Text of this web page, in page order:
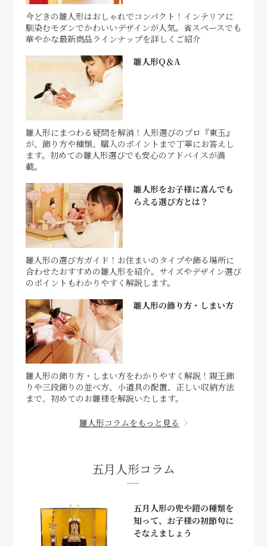
今どきの雛人形はおしゃれでコンパクト！インテリアに
馴染むモダンでかわいいデザインが人気。省スペースでも
華やかな最新商品ラインナップを詳しくご紹介
雛人形Q＆A
雛人形にまつわる疑問を解消！人形選びのプロ『東玉』
が、飾り方や種類、購入のポイントまで丁寧にお答えし
ます。初めての雛人形選びでも安心のアドバイスが満
載。
雛人形をお子様に喜んでも
らえる選び方とは？
雛人形の選び方ガイド！お住まいのタイプや飾る場所に
合わせたおすすめの雛人形を紹介。サイズやデザイン選び
のポイントもわかりやすく解説します。
雛人形の飾り方・しまい方
雛人形の飾り方・しまい方をわかりやすく解説！親王飾
りや三段飾りの並べ方、小道具の配置、正しい収納方法
まで、初めてのお雛様を解説いたします。
雛人形コラムをもっと見る
五月人形コラム
五月人形の兜や鎧の種類を
知って、お子様の初節句に
そなえましょう